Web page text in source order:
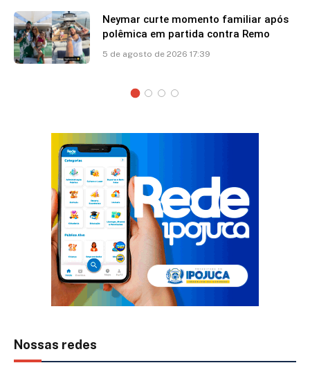
Neymar curte momento familiar após
polêmica em partida contra Remo
5 de agosto de 2026 17:39
Nossas redes